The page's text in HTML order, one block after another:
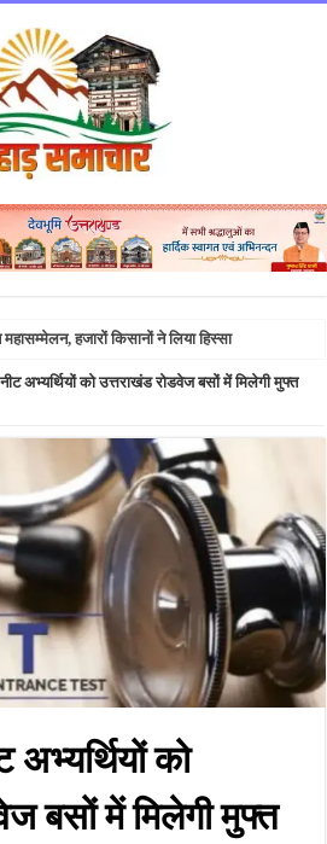
अभ्यर्थियों को उत्तराखंड रोडवेज बसों में मिलेगी मुफ्त
अभ्यर्थियों को
बसों में मिलेगी मुफ्त